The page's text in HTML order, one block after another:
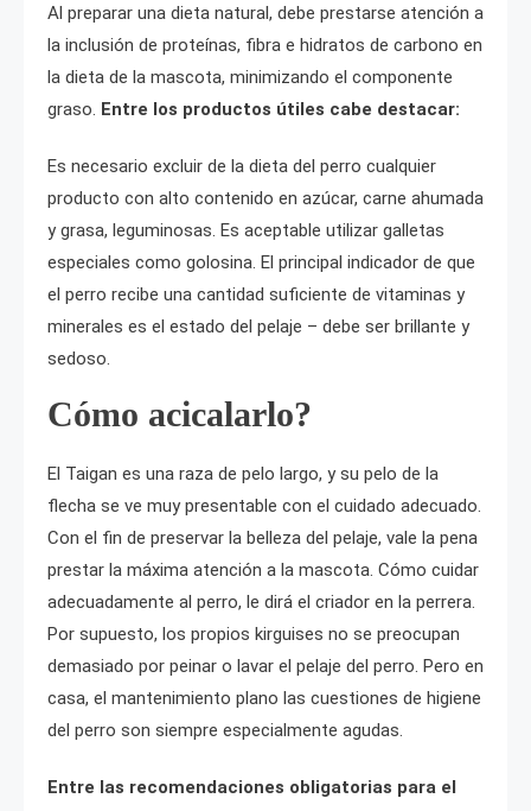
Al preparar una dieta natural, debe prestarse atención a
la inclusión de proteínas, fibra e hidratos de carbono en
la dieta de la mascota, minimizando el componente
graso. Entre los productos útiles cabe destacar:
Es necesario excluir de la dieta del perro cualquier
producto con alto contenido en azúcar, carne ahumada
y grasa, leguminosas. Es aceptable utilizar galletas
especiales como golosina. El principal indicador de que
el perro recibe una cantidad suficiente de vitaminas y
minerales es el estado del pelaje – debe ser brillante y
sedoso.
Cómo acicalarlo?
El Taigan es una raza de pelo largo, y su pelo de la
flecha se ve muy presentable con el cuidado adecuado.
Con el fin de preservar la belleza del pelaje, vale la pena
prestar la máxima atención a la mascota. Cómo cuidar
adecuadamente al perro, le dirá el criador en la perrera.
Por supuesto, los propios kirguises no se preocupan
demasiado por peinar o lavar el pelaje del perro. Pero en
casa, el mantenimiento plano las cuestiones de higiene
del perro son siempre especialmente agudas.
Entre las recomendaciones obligatorias para el